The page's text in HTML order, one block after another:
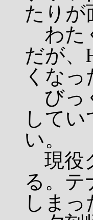
たりが
わた
だが、
くな
びっ
して
い。
現役
る。テ
しまっ